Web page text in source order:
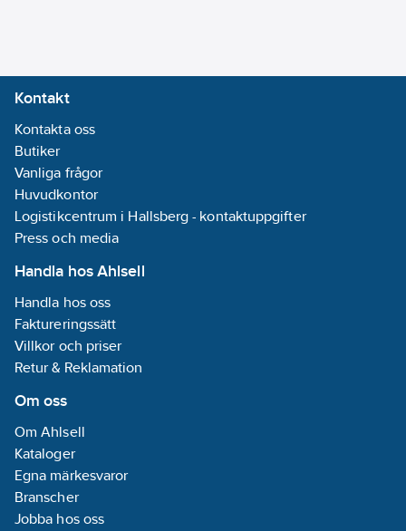
Kontakt
Kontakta oss
Butiker
Vanliga frågor
Huvudkontor
Logistikcentrum i Hallsberg - kontaktuppgifter
Press och media
Handla hos Ahlsell
Handla hos oss
Faktureringssätt
Villkor och priser
Retur & Reklamation
Om oss
Om Ahlsell
Kataloger
Egna märkesvaror
Branscher
Jobba hos oss